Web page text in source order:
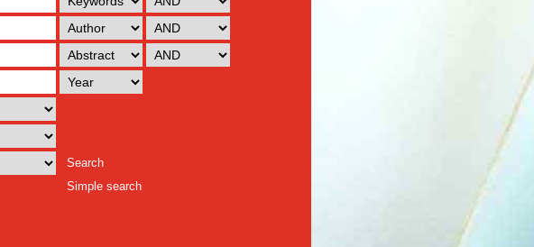
Search
Simple search